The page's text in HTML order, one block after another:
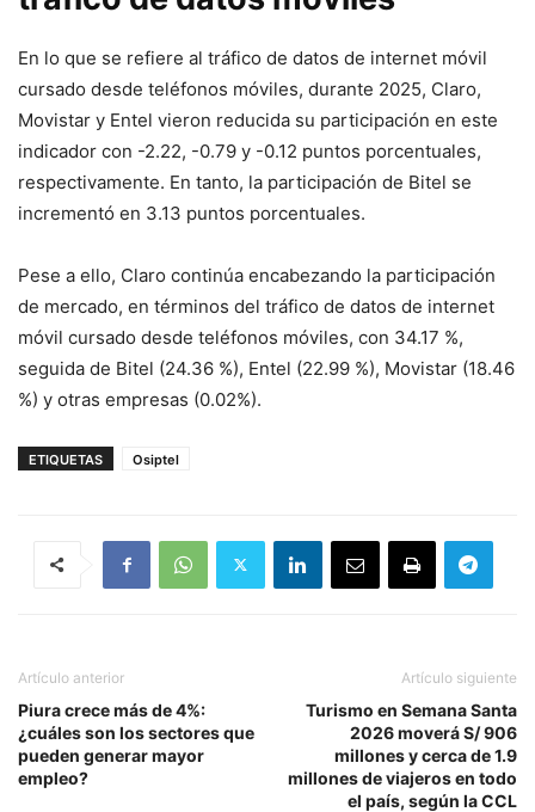
En lo que se refiere al tráfico de datos de internet móvil
cursado desde teléfonos móviles, durante 2025, Claro,
Movistar y Entel vieron reducida su participación en este
indicador con -2.22, -0.79 y -0.12 puntos porcentuales,
respectivamente. En tanto, la participación de Bitel se
incrementó en 3.13 puntos porcentuales.
Pese a ello, Claro continúa encabezando la participación
de mercado, en términos del tráfico de datos de internet
móvil cursado desde teléfonos móviles, con 34.17 %,
seguida de Bitel (24.36 %), Entel (22.99 %), Movistar (18.46
%) y otras empresas (0.02%).
ETIQUETAS Osiptel
Artículo anterior
Piura crece más de 4%:
¿cuáles son los sectores que
pueden generar mayor
empleo?
Artículo siguiente
Turismo en Semana Santa
2026 moverá S/ 906
millones y cerca de 1.9
millones de viajeros en todo
el país, según la CCL